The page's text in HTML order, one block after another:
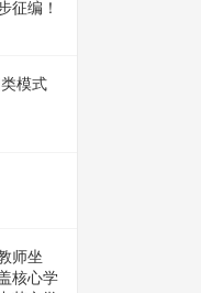
征编！
模式
师坐
核心学